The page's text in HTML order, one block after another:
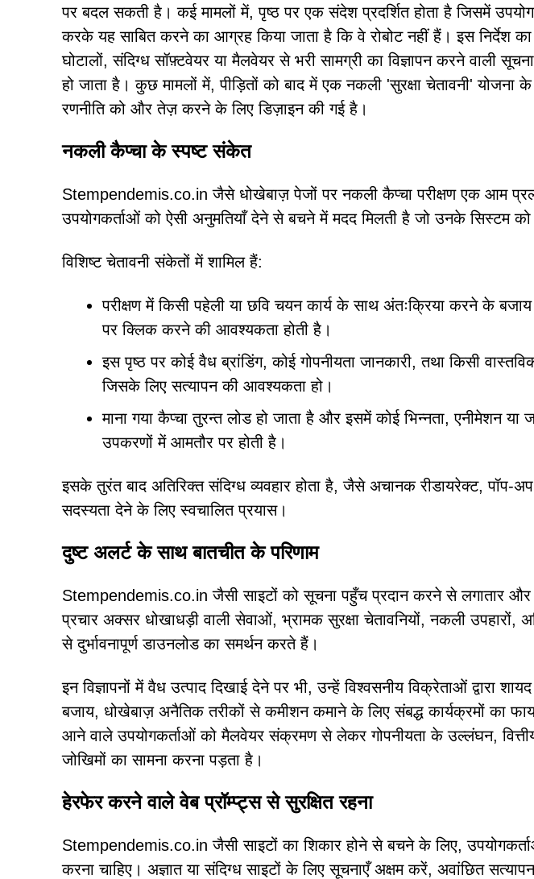
पर बदल सकती है। कई मामलों में, पृष्ठ पर एक संदेश प्रदर्शित होता है जिसमें
करके यह साबित करने का आग्रह किया जाता है कि वे रोबोट नहीं हैं। इस निर्देश का
घोटालों, संदिग्ध सॉफ़्टवेयर या मैलवेयर से भरी सामग्री का विज्ञापन करने वाली
हो जाता है। कुछ मामलों में, पीड़ितों को बाद में एक नकली 'सुरक्षा चेतावनी' योजना
रणनीति को और तेज़ करने के लिए डिज़ाइन की गई है।
नकली कैप्चा के स्पष्ट संकेत
Stempendemis.co.in जैसे धोखेबाज़ पेजों पर नकली कैप्चा परीक्षण एक आम
उपयोगकर्ताओं को ऐसी अनुमतियाँ देने से बचने में मदद मिलती है जो उनके सिस्टम को
विशिष्ट चेतावनी संकेतों में शामिल हैं:
परीक्षण में किसी पहेली या छवि चयन कार्य के साथ अंतःक्रिया करने के
पर क्लिक करने की आवश्यकता होती है।
इस पृष्ठ पर कोई वैध ब्रांडिंग, कोई गोपनीयता जानकारी, तथा किसी
जिसके लिए सत्यापन की आवश्यकता हो।
माना गया कैप्चा तुरन्त लोड हो जाता है और इसमें कोई भिन्नता, एनीमेशन या
उपकरणों में आमतौर पर होती है।
इसके तुरंत बाद अतिरिक्त संदिग्ध व्यवहार होता है, जैसे अचानक रीडायरेक्ट, पॉप-
सदस्यता देने के लिए स्वचालित प्रयास।
दुष्ट अलर्ट के साथ बातचीत के परिणाम
Stempendemis.co.in जैसी साइटों को सूचना पहुँच प्रदान करने से लगातार और
प्रचार अक्सर धोखाधड़ी वाली सेवाओं, भ्रामक सुरक्षा चेतावनियों, नकली उपहारों,
से दुर्भावनापूर्ण डाउनलोड का समर्थन करते हैं।
इन विज्ञापनों में वैध उत्पाद दिखाई देने पर भी, उन्हें विश्वसनीय विक्रेताओं द्वारा
बजाय, धोखेबाज़ अनैतिक तरीकों से कमीशन कमाने के लिए संबद्ध कार्यक्रमों का
आने वाले उपयोगकर्ताओं को मैलवेयर संक्रमण से लेकर गोपनीयता के उल्लंघन,
जोखिमों का सामना करना पड़ता है।
हेरफेर करने वाले वेब प्रॉम्प्ट्स से सुरक्षित रहना
Stempendemis.co.in जैसी साइटों का शिकार होने से बचने के लिए,
करना चाहिए। अज्ञात या संदिग्ध साइटों के लिए सूचनाएँ अक्षम करें, अवांछित